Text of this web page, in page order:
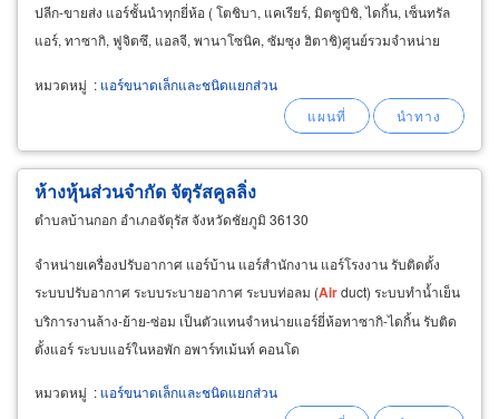
ปลีก-ขายส่ง แอร์ชั้นนำทุกยี่ห้อ ( โตชิบา, แคเรียร์, มิตซูบิชิ, ไดกิ้น, เซ็นทรัล
แอร์, ทาซากิ, ฟูจิตซึ, แอลจี, พานาโซนิค, ซัมซุง ฮิตาชิ)ศูนย์รวมจำหน่าย
หมวดหมู่ : แอร์ขนาดเล็กและชนิดแยกส่วน
ห้างหุ้นส่วนจำกัด จัตุรัสคูลลิ่ง
ตำบลบ้านกอก อำเภอจัตุรัส จังหวัดชัยภูมิ 36130
จำหน่ายเครื่องปรับอากาศ แอร์บ้าน แอร์สำนักงาน แอร์โรงงาน รับติดตั้ง
ระบบปรับอากาศ ระบบระบายอากาศ ระบบท่อลม (Airduct) ระบบทำน้ำเย็น
บริการงานล้าง-ย้าย-ซ่อม เป็นตัวแทนจำหน่ายแอร์ยี่ห้อทาซากิ-ไดกิ้น รับติด
ตั้งแอร์ ระบบแอร์ในหอพัก อพาร์ทเม้นท์ คอนโด
หมวดหมู่ : แอร์ขนาดเล็กและชนิดแยกส่วน